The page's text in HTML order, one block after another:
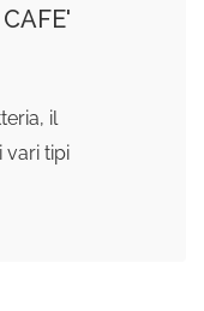
il
vari tipi